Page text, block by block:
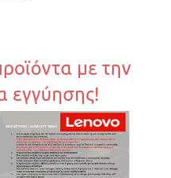
με την
εγγύησης!